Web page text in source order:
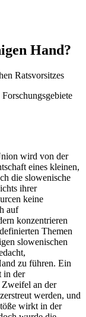
Hand?
Ratsvorsitzes
Forschungsgebiete
wird von der
eines kleinen,
die slowenische
ihrer
keine
auf
konzentrieren
Themen
slowenischen
zu führen. Ein
in der
an der
werden, und
wirkt in der